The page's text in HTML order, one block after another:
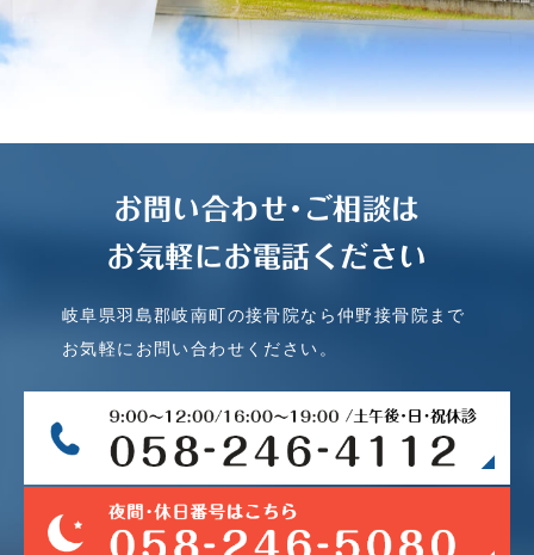
お問い合わせ･ご相談は
お気軽にお電話ください
岐阜県羽島郡岐南町の接骨院なら仲野接骨院まで
お気軽にお問い合わせください。